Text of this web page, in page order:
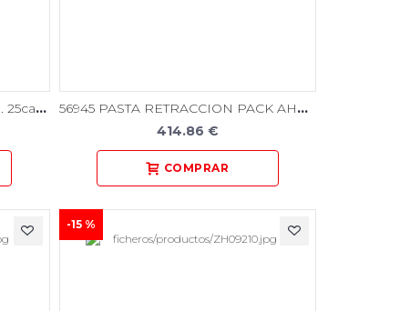
56944 PASTA RETRACCION REP. 25caps. 56945 PASTA RETRACCION PACK AHORRO 100caps.
414.86 €
-15 %